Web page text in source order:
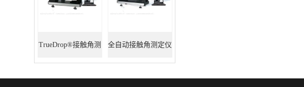
TrueDrop®接触角测 全自动接触角测定仪